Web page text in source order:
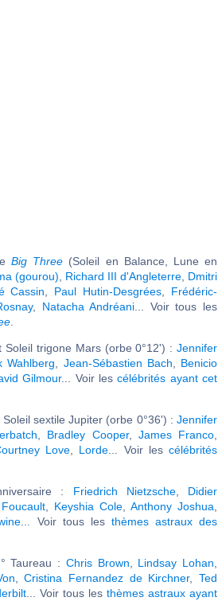
Big Three (Soleil en Balance, Lune en
(gourou) Richard III d'Angleterre, Dmitri
Cassin Paul Hutin-Desgrées
Frédéric-
, Natacha Andréani ... Voir tous les
trigone Mars (orbe 0°12') : Jennifer
Wahlberg Jean-Sébastien Bach
Benicio
Gilmour... Voir lescélébrités ayant cet
sextile Jupiter (orbe 0°36') : Jennifer
Bradley Cooper, James Franco
Love Lorde ... Voir lescélébrités
: Friedrich Nietzsche, Didier
Keyshia Cole Anthony Joshua
... Voir tous les thèmes astraux des
Taureau : Chris Brown Lindsay Lohan
,Cristina Fernandez de Kirchner,Ted
... Voir tous les thèmes astraux ayant